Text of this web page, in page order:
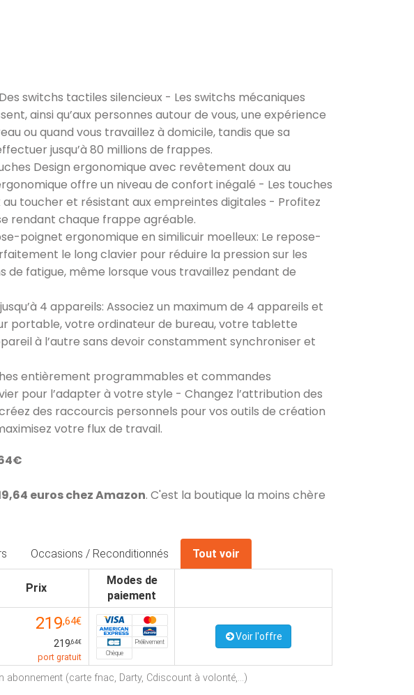
switchs tactiles silencieux - Les switchs mécaniques
ainsi qu’aux personnes autour de vous, une expérience
ou quand vous travaillez à domicile, tandis que sa
jusqu’à 80 millions de frappes.
Design ergonomique avec revêtement doux au
offre un niveau de confort inégalé - Les touches
toucher et résistant aux empreintes digitales - Profitez
rendant chaque frappe agréable.
poignet ergonomique en similicuir moelleux: Le repose-
le long clavier pour réduire la pression sur les
de fatigue, même lorsque vous travaillez pendant de
4 appareils: Associez un maximum de 4 appareils et
portable, votre ordinateur de bureau, votre tablette
à l’autre sans devoir constamment synchroniser et
entièrement programmables et commandes
pour l’adapter à votre style - Changez l’attribution des
des raccourcis personnels pour vos outils de création
votre flux de travail.
euros chez Amazon. C'est la boutique la moins chère
Occasions / Reconditionnés Tout voir
Prix
Modes de
paiement
219,64€
219,64€
port gratuit
Prélèvement
Chèque
Voir l'offre
(carte fnac, Darty, Cdiscount à volonté,...)